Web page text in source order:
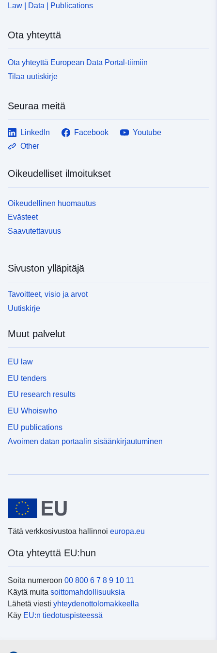
Law | Data | Publications
Ota yhteyttä
Ota yhteyttä European Data Portal-tiimiin
Tilaa uutiskirje
Seuraa meitä
LinkedIn Facebook
Youtube
Other
Oikeudelliset ilmoitukset
Oikeudellinen huomautus
Evästeet
Saavutettavuus
Sivuston ylläpitäjä
Tavoitteet, visio ja arvot
Uutiskirje
Muut palvelut
EU law
EU tenders
EU research results
EU Whoiswho
EU publications
Avoimen datan portaalin sisäänkirjautuminen
Tätä verkkosivustoa hallinnoi europa.eu
Ota yhteyttä EU:hun
Soita numeroon 00 800 6 7 8 9 10 11
Käytä muita soittomahdollisuuksia
Lähetä viesti yhteydenottolomakkeella
Käy EU:n tiedotuspisteessä